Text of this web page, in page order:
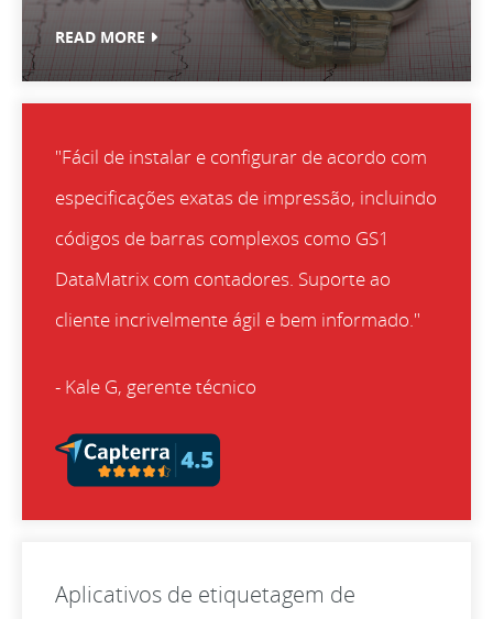
READ MORE
"Fácil de instalar e configurar de acordo com
especificações exatas de impressão, incluindo
códigos de barras complexos como GS1
DataMatrix com contadores. Suporte ao
cliente incrivelmente ágil e bem informado."
- Kale G, gerente técnico
Aplicativos de etiquetagem de